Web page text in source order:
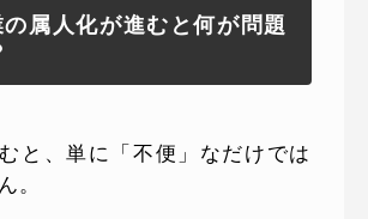
属人化が進むと何が問題
と、単に「不便」なだけでは
。